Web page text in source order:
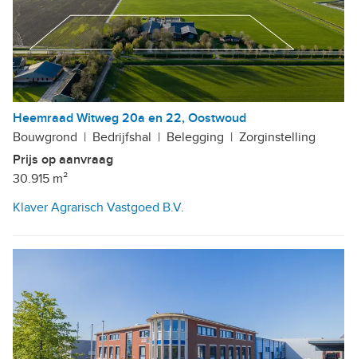
Heemraad Witweg 20a en 22, Oostwoud
Bouwgrond | Bedrijfshal | Belegging | Zorginstelling
Prijs op aanvraag
30.915 m²
Klaver Agrarisch Vastgoed B.V.